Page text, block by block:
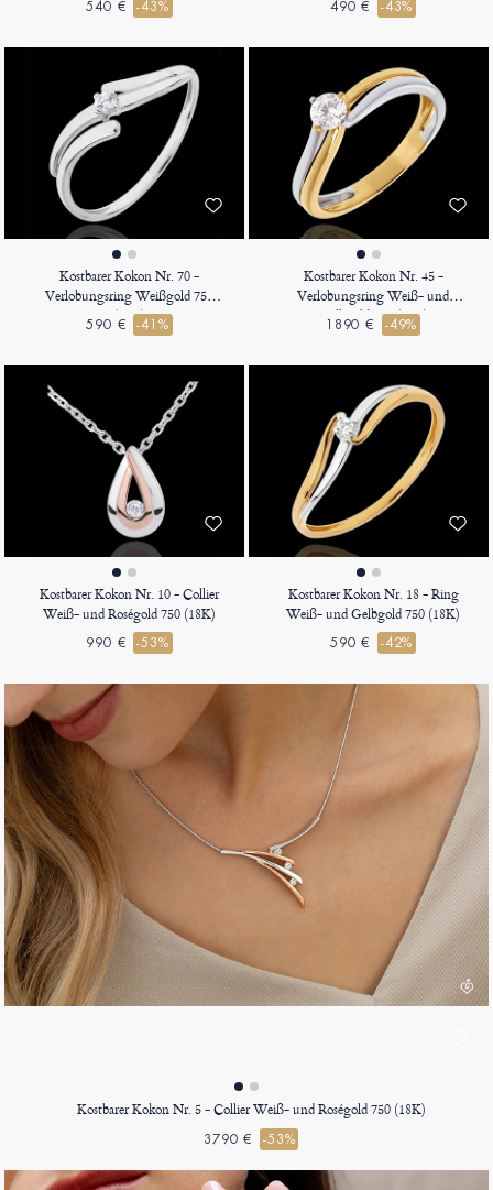
540 € -43% 490 € -43%
Kostbarer Kokon Nr. 70 -
Verlobungsring Weißgold 750
(18K)
590 € -41%
Kostbarer Kokon Nr. 45 -
Verlobungsring Weiß- und
Gelbgold 750 (18K)
1890 € -49%
Kostbarer Kokon Nr. 10 - Collier
Weiß- und Roségold 750 (18K)
990 € -53%
Kostbarer Kokon Nr. 18 - Ring
Weiß- und Gelbgold 750 (18K)
590 € -42%
Kostbarer Kokon Nr. 5 - Collier Weiß- und Roségold 750 (18K)
3790 € -53%